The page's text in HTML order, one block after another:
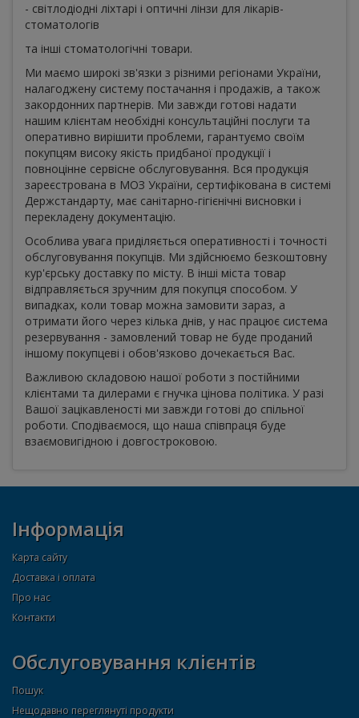
- світлодіодні ліхтарі і оптичні лінзи для лікарів-
стоматологів
та інші стоматологічні товари.
Ми маємо широкі зв'язки з різними регіонами України,
налагоджену систему постачання і продажів, а також
закордонних партнерів. Ми завжди готові надати
нашим клієнтам необхідні консультаційні послуги та
оперативно вирішити проблеми, гарантуємо своїм
покупцям високу якість придбаної продукції і
повноцінне сервісне обслуговування. Вся продукція
зареєстрована в МОЗ України, сертифікована в системі
Держстандарту, має санітарно-гігієнічні висновки і
перекладену документацію.
Особлива увага приділяється оперативності і точності
обслуговування покупців. Ми здійснюємо безкоштовну
кур'єрську доставку по місту. В інші міста товар
відправляється зручним для покупця способом. У
випадках, коли товар можна замовити зараз, а
отримати його через кілька днів, у нас працює система
резервування - замовлений товар не буде проданий
іншому покупцеві і обов'язково дочекається Вас.
Важливою складовою нашої роботи з постійними
клієнтами та дилерами є гнучка цінова політика. У разі
Вашої зацікавленості ми завжди готові до спільної
роботи. Сподіваємося, що наша співпраця буде
взаємовигідною і довгостроковою.
Інформація
Карта сайту
Доставка і оплата
Про нас
Контакти
Обслуговування клієнтів
Пошук
Нещодавно переглянуті продукти